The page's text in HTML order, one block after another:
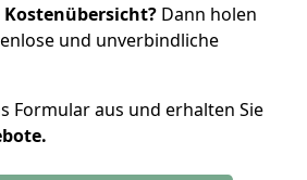
Kostenübersicht? Dann holen
und unverbindliche
Formular aus und erhalten Sie